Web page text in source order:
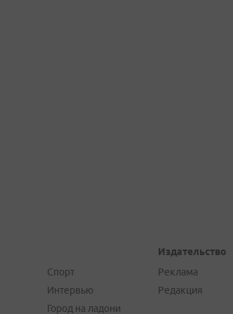
Спорт
Интервью
Город на ладони
Издательство
Реклама
Редакция